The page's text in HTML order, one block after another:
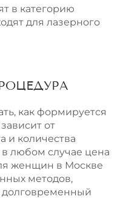
в категорию
для лазерного
как формируется
от
и количества
любом случае цена
женщин в Москве
методов,
долговременный